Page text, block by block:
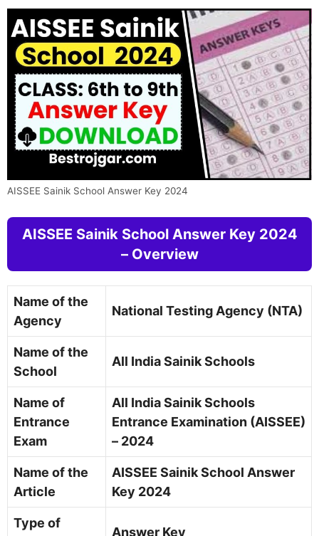
AISSEE Sainik School Answer Key 2024
AISSEE Sainik School Answer Key 2024
– Overview
Name of the
Agency
National Testing Agency (NTA)
Name of the
School
All India Sainik Schools
Name of
Entrance
Exam
All India Sainik Schools
Entrance Examination (AISSEE)
– 2024
Name of the
Article
AISSEE Sainik School Answer
Key 2024
Type of
Answer Key